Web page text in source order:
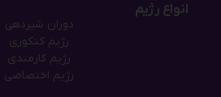
انواع رژیم
دوران شیردهی
رژیم کنکوری
رژیم کارمندی
رژیم اختصاصی